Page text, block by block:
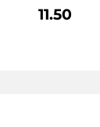
11.50